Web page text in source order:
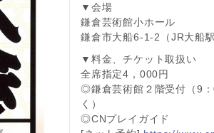
▼会場
鎌倉芸術館小ホール
鎌倉市大船6-1-2（JR大船
▼料金、チケット取扱い
全席指定4，000円
◎鎌倉芸術館２階受付（9
く）
◎CNプレイガイド